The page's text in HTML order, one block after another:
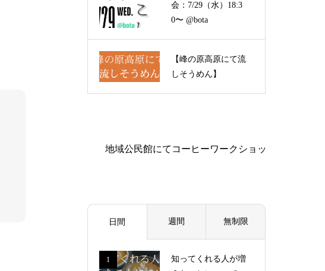
会：7/29（水）18:3
0〜 @bota
【峰の原高原にて流
しそうめん】
日間 週間 無制限
1
知ってくれる人が増